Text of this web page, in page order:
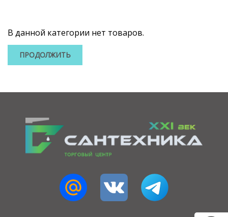
В данной категории нет товаров.
ПРОДОЛЖИТЬ